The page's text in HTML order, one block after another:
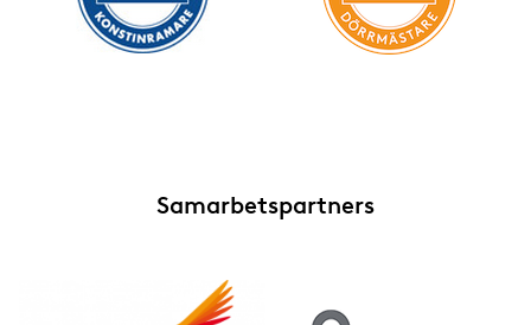
Samarbetspartners